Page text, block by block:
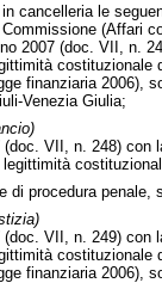
cancelleria le
(Affari
2007 (doc. VII, n.
finanziaria 2006),
Venezia Giulia;
VII, n. 248) con
di procedura penale,
VII, n. 249) con
finanziaria 2006),